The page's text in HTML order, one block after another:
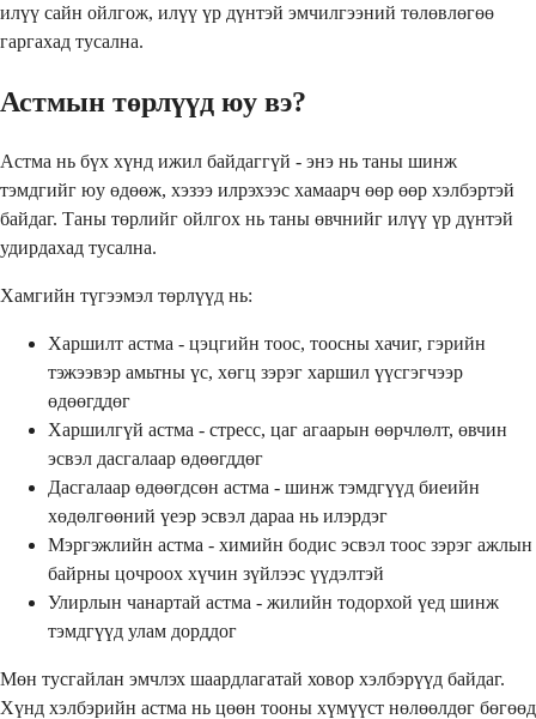
илүү сайн ойлгож, илүү үр дүнтэй эмчилгээний төлөвлөгөө
гаргахад тусална.
Астмын төрлүүд юу вэ?
Астма нь бүх хүнд ижил байдаггүй - энэ нь таны шинж
тэмдгийг юу өдөөж, хэзээ илрэхээс хамаарч өөр өөр хэлбэртэй
байдаг. Таны төрлийг ойлгох нь таны өвчнийг илүү үр дүнтэй
удирдахад тусална.
Хамгийн түгээмэл төрлүүд нь:
Харшилт астма - цэцгийн тоос, тоосны хачиг, гэрийн
тэжээвэр амьтны үс, хөгц зэрэг харшил үүсгэгчээр
өдөөгддөг
Харшилгүй астма - стресс, цаг агаарын өөрчлөлт, өвчин
эсвэл дасгалаар өдөөгддөг
Дасгалаар өдөөгдсөн астма - шинж тэмдгүүд биеийн
хөдөлгөөний үеэр эсвэл дараа нь илэрдэг
Мэргэжлийн астма - химийн бодис эсвэл тоос зэрэг ажлын
байрны цочроох хүчин зүйлээс үүдэлтэй
Улирлын чанартай астма - жилийн тодорхой үед шинж
тэмдгүүд улам дорддог
Мөн тусгайлан эмчлэх шаардлагатай ховор хэлбэрүүд байдаг.
Хүнд хэлбэрийн астма нь цөөн тооны хүмүүст нөлөөлдөг бөгөөд